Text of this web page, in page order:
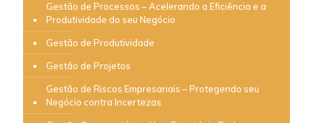
Gestão de Processos – Acelerando a Eficiência e a
Produtividade do seu Negócio
Gestão de Produtividade
Gestão de Projetos
Gestão de Riscos Empresariais – Protegendo seu
Negócio contra Incertezas